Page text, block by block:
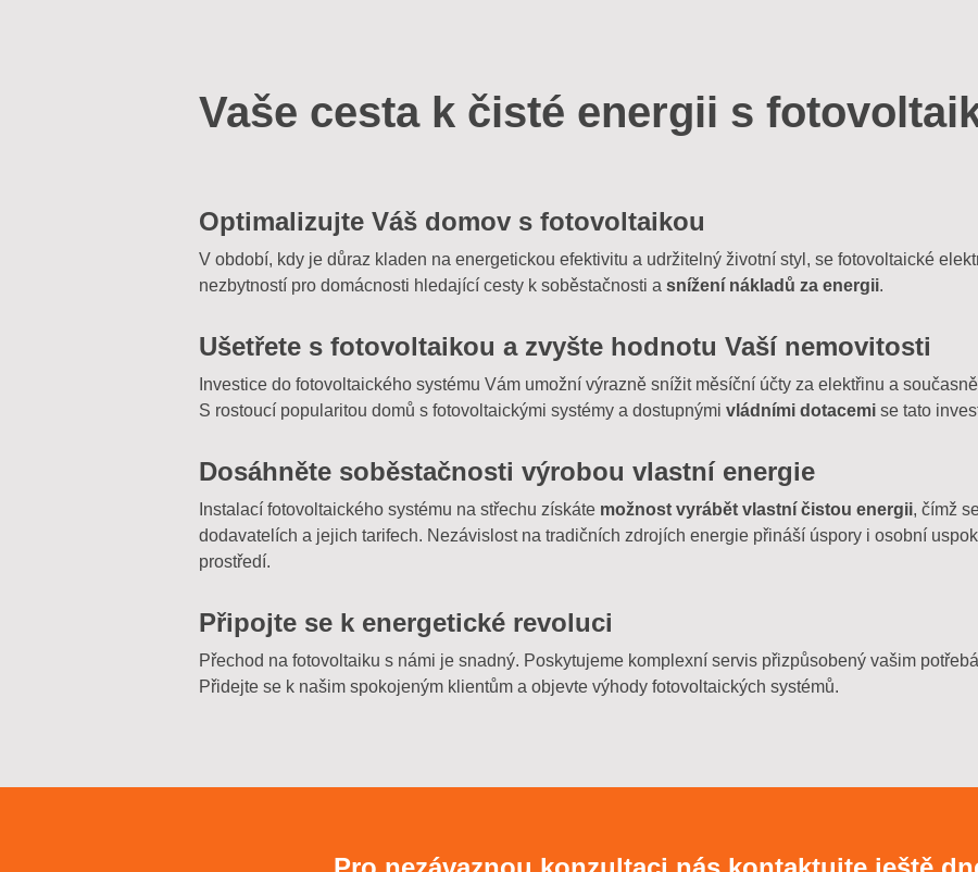
Vaše cesta k čisté energii s
Optimalizujte Váš domov s fotovoltaikou
V období, kdy je důraz kladen na energetickou efektivitu a udržitelný životní styl, se fotovoltaické
nezbytností pro domácnosti hledající cesty k soběstačnosti a snížení nákladů za energii.
Ušetřete s fotovoltaikou a zvyšte hodnotu Vaší nemovitosti
Investice do fotovoltaického systému Vám umožní výrazně snížit měsíční účty za elektřinu a
S rostoucí popularitou domů s fotovoltaickými systémy a dostupnými vládními dotacemi se tato
Dosáhněte soběstačnosti výrobou vlastní energie
Instalací fotovoltaického systému na střechu získáte možnost vyrábět vlastní čistou energii, čímž
dodavatelích a jejich tarifech. Nezávislost na tradičních zdrojích energie přináší úspory i osobní
prostředí.
Připojte se k energetické revoluci
Přechod na fotovoltaiku s námi je snadný. Poskytujeme komplexní servis přizpůsobený vašim
Přidejte se k našim spokojeným klientům a objevte výhody fotovoltaických systémů.